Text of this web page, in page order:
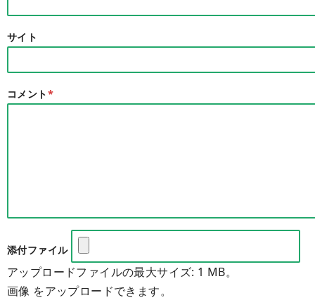
サイト
コメント*
添付ファイル
アップロードファイルの最大サイズ: 1 MB。
画像 をアップロードできます。